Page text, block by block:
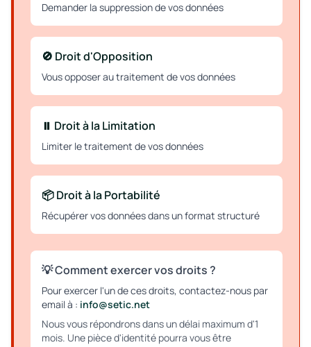
Demander la suppression de vos données
🚫 Droit d'Opposition
Vous opposer au traitement de vos données
⏸️ Droit à la Limitation
Limiter le traitement de vos données
📦 Droit à la Portabilité
Récupérer vos données dans un format structuré
💡 Comment exercer vos droits ?
Pour exercer l'un de ces droits, contactez-nous par
email à : info@setic.net
Nous vous répondrons dans un délai maximum d'1
mois. Une pièce d'identité pourra vous être